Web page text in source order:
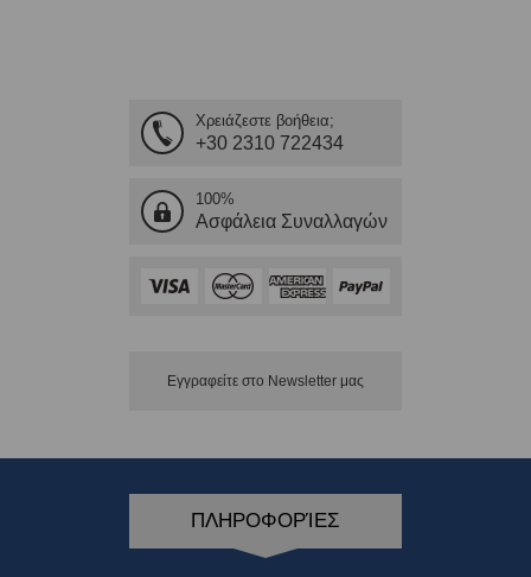
Χρειάζεστε βοήθεια;
+30 2310 722434
100%
Ασφάλεια Συναλλαγών
Εγγραφείτε στο Νewsletter μας
ΠΛΗΡΟΦΟΡΊΕΣ